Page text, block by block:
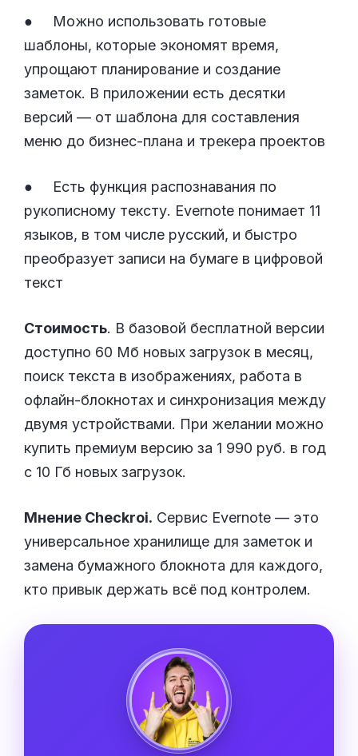
● Можно использовать готовые
шаблоны, которые экономят время,
упрощают планирование и создание
заметок. В приложении есть десятки
версий — от шаблона для составления
меню до бизнес-плана и трекера проектов
● Есть функция распознавания по
рукописному тексту. Evernote понимает 11
языков, в том числе русский, и быстро
преобразует записи на бумаге в цифровой
текст
Стоимость. В базовой бесплатной версии
доступно 60 Мб новых загрузок в месяц,
поиск текста в изображениях, работа в
офлайн-блокнотах и синхронизация между
двумя устройствами. При желании можно
купить премиум версию за 1 990 руб. в год
с 10 Гб новых загрузок.
Мнение Checkroi. Сервис Evernote — это
универсальное хранилище для заметок и
замена бумажного блокнота для каждого,
кто привык держать всё под контролем.